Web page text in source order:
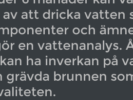
av att dricka vatten
och
en vattenanalys.
ha inverkan på
grävda brunnen